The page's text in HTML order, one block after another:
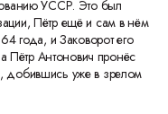
УССР. Это был
Пётр ещё и сам в нём
года, и Заковорот его
Пётр Антонович пронёс
добившись уже в зрелом